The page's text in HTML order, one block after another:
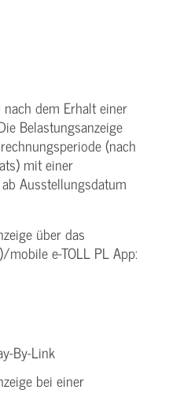
dem Erhalt einer
Belastungsanzeige
(nach
mit einer
Ausstellungsdatum
über das
e-TOLL PL App:
By-Link
bei einer